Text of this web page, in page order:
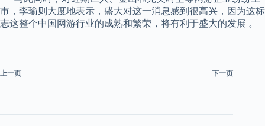
市，李瑜则大度地表示，盛大对这一消息感到很高兴，因为这标
志这整个中国网游行业的成熟和繁荣，将有利于盛大的发展 。
上一页 下一页